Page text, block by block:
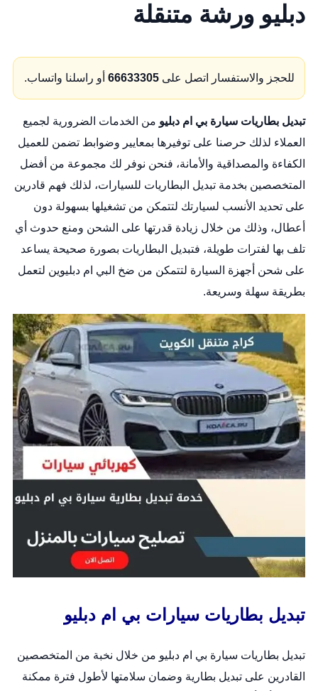
دبليو ورشة متنقلة
للحجز والاستفسار اتصل على 66633305أو راسلنا واتساب.
تبديل بطاريات سيارة بي ام دبليو من الخدمات الضرورية لجميع
العملاء لذلك حرصنا على توفيرها بمعايير وضوابط تضمن للعميل
الكفاءة والمصداقية والأمانة، فنحن نوفر لك مجموعة من أفضل
المتخصصين بخدمة تبديل البطاريات للسيارات، لذلك فهم قادرين
على تحديد الأنسب لسيارتك لتتمكن من تشغيلها بسهولة دون
أعطال، وذلك من خلال زيادة قدرتها على الشحن ومنع حدوث أي
تلف بها لفترات طويلة، فتبديل البطاريات بصورة صحيحة يساعد
على شحن أجهزة السيارة لتتمكن من ضخ البي ام دبليوين لتعمل
بطريقة سهلة وسريعة.
تبديل بطاريات سيارات بي ام دبليو
تبديل بطاريات سيارة بي ام دبليو من خلال نخبة من المتخصصين
القادرين على تبديل بطارية وضمان سلامتها لأطول فترة ممكنة